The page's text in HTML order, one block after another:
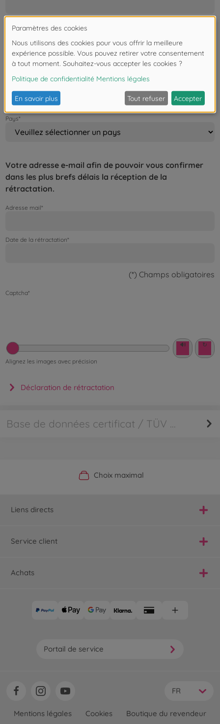
Adresse / Numéro de la maison*
Pays*
Votre adresse e-mail afin de pouvoir vous confirmer
dans les plus brefs délais la réception de la
rétractation.
Adresse mail*
Date de la rétractation*
(*) Champs obligatoires
Captcha*
🔊 ↻
Alignez les images avec précision
Déclaration de rétractation
Base de données certificat / TÜV Rhénanie
Boutique officielle du fabricant
Choix maximal
Service personnalisé
Livraison rapide
Liens directs
Service client
Achats
Portail de service
FR
Mentions légales Cookies Boutique du revendeur